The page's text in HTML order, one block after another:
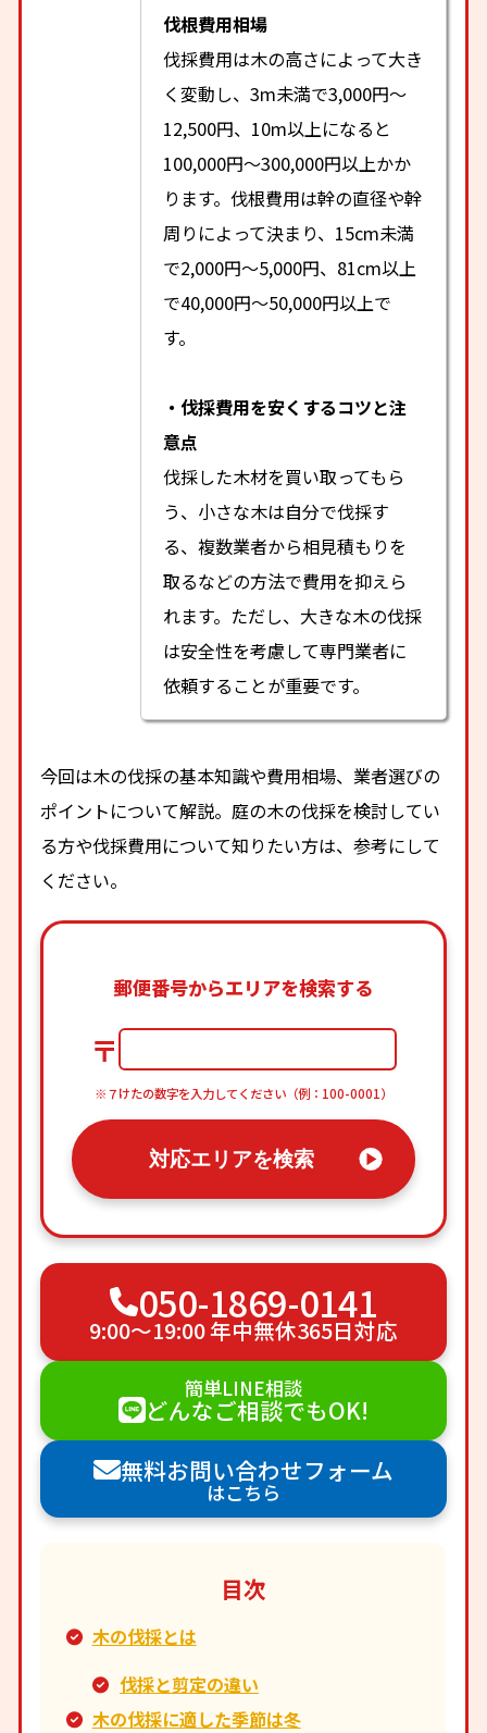
伐根費用相場
伐採費用は木の高さによって大き
く変動し、3m未満で3,000円～
12,500円、10m以上になると
100,000円～300,000円以上かか
ります。伐根費用は幹の直径や幹
周りによって決まり、15cm未満
で2,000円～5,000円、81cm以上
で40,000円～50,000円以上で
す。
・伐採費用を安くするコツと注
意点
伐採した木材を買い取ってもら
う、小さな木は自分で伐採す
る、複数業者から相見積もりを
取るなどの方法で費用を抑えら
れます。ただし、大きな木の伐採
は安全性を考慮して専門業者に
依頼することが重要です。
今回は木の伐採の基本知識や費用相場、業者選びの
ポイントについて解説。庭の木の伐採を検討してい
る方や伐採費用について知りたい方は、参考にして
ください。
郵便番号からエリアを検索する
〒
※７けたの数字を入力してください（例：100-0001）
対応エリアを検索
050-1869-0141
9:00〜19:00 年中無休365日対応
簡単LINE相談
どんなご相談でもOK!
無料お問い合わせフォーム
はこちら
目次
木の伐採とは
伐採と剪定の違い
木の伐採に適した季節は冬